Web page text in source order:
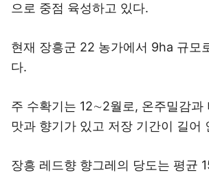
으로 중점 육성하고 있다.
현재 장흥군 22 농가에서 9ha 규모
다.
주 수확기는 12∼2월로, 온주밀감과
맛과 향기가 있고 저장 기간이 길어
장흥 레드향 향그레의 당도는 평균